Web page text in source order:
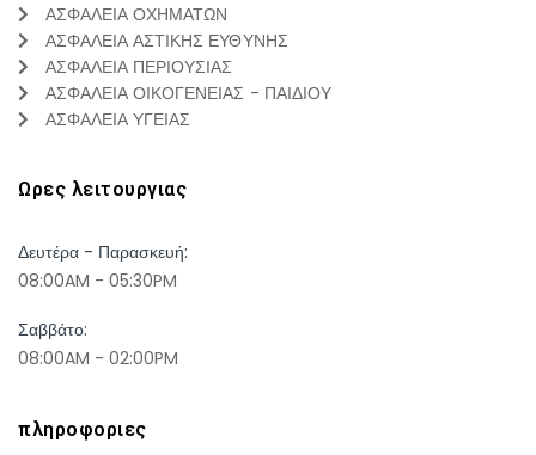
ΑΣΦΑΛΕΙΑ ΟΧΗΜΑΤΩΝ
ΑΣΦΑΛΕΙΑ ΑΣΤΙΚΗΣ ΕΥΘΥΝΗΣ
ΑΣΦΑΛΕΙΑ ΠΕΡΙΟΥΣΙΑΣ
ΑΣΦΑΛΕΙΑ ΟΙΚΟΓΕΝΕΙΑΣ - ΠΑΙΔΙΟΥ
ΑΣΦΑΛΕΙΑ ΥΓΕΙΑΣ
Ωρες λειτουργιας
Δευτέρα - Παρασκευή:
08:00AM - 05:30PM
Σαββάτο:
08:00AM - 02:00PM
πληροφοριες